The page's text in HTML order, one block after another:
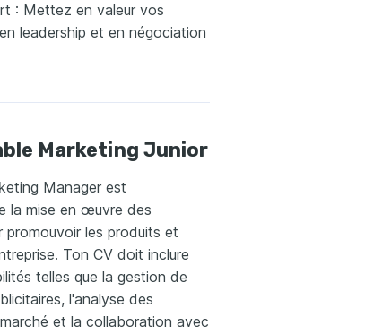
: Mettez en valeur vos
leadership et en négociation
Marketing Junior
Manager est
la mise en œuvre des
promouvoir les produits et
Ton CV doit inclure
telles que la gestion de
l'analyse des
et la collaboration avec